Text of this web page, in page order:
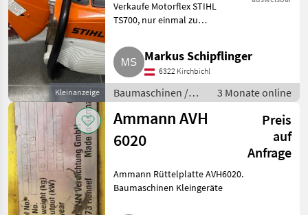
Kleinanzeige
Verkaufe Motorflex STIHL
TS700, nur einmal zu
gewesen, Neuzustand.
Baumaschinen Kleingeräte
Markus Schipflinger
6322 Kirchbichl
Baumaschinen /
Kleingeräte
3 Monate online
Ammann AVH
6020
Preis
auf
Anfrage
Ammann Rüttelplatte AVH6020.
Baumaschinen Kleingeräte